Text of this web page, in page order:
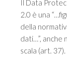
Il Data
2.0 è una
della
dati…”,
scala (art. 37).